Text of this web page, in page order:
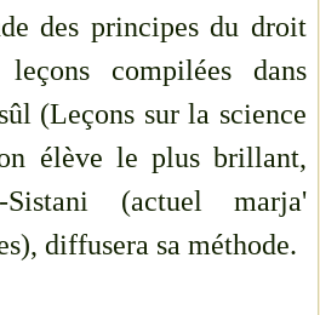
des principes du droit
compilées dans
(Leçons sur la science
élève le plus brillant,
(actuel marja'
diffusera sa méthode.